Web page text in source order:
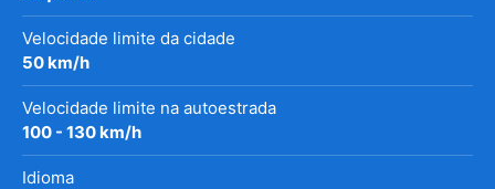
Velocidade limite da cidade
50 km/h
Velocidade limite na autoestrada
100 - 130 km/h
Idioma